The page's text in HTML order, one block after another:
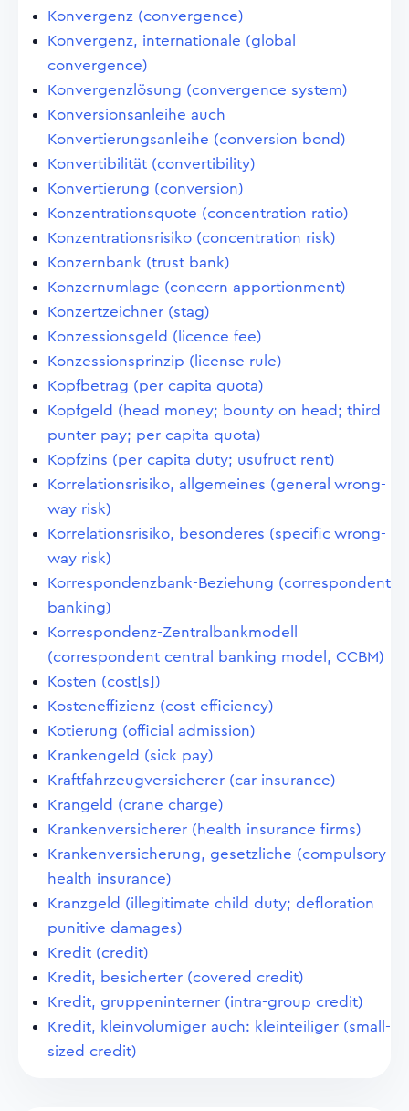
Konvergenz (convergence)
Konvergenz, internationale (global
convergence)
Konvergenzlösung (convergence system)
Konversionsanleihe auch
Konvertierungsanleihe (conversion bond)
Konvertibilität (convertibility)
Konvertierung (conversion)
Konzentrationsquote (concentration ratio)
Konzentrationsrisiko (concentration risk)
Konzernbank (trust bank)
Konzernumlage (concern apportionment)
Konzertzeichner (stag)
Konzessionsgeld (licence fee)
Konzessionsprinzip (license rule)
Kopfbetrag (per capita quota)
Kopfgeld (head money; bounty on head; third
punter pay; per capita quota)
Kopfzins (per capita duty; usufruct rent)
Korrelationsrisiko, allgemeines (general wrong-
way risk)
Korrelationsrisiko, besonderes (specific wrong-
way risk)
Korrespondenzbank-Beziehung (correspondent
banking)
Korrespondenz-Zentralbankmodell
(correspondent central banking model, CCBM)
Kosten (cost[s])
Kosteneffizienz (cost efficiency)
Kotierung (official admission)
Krankengeld (sick pay)
Kraftfahrzeugversicherer (car insurance)
Krangeld (crane charge)
Krankenversicherer (health insurance firms)
Krankenversicherung, gesetzliche (compulsory
health insurance)
Kranzgeld (illegitimate child duty; defloration
punitive damages)
Kredit (credit)
Kredit, besicherter (covered credit)
Kredit, gruppeninterner (intra-group credit)
Kredit, kleinvolumiger auch: kleinteiliger (small-
sized credit)